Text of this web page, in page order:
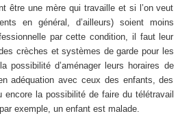
être une mère qui travaille et si l’on veut
en général, d’ailleurs) soient moins
par cette condition, il faut leur
crèches et systèmes de garde pour les
possibilité d’aménager leurs horaires de
adéquation avec ceux des enfants, des
la possibilité de faire du télétravail
exemple, un enfant est malade.